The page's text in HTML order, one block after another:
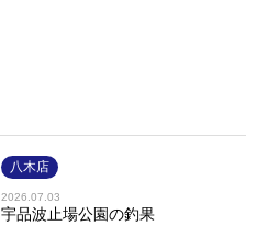
八木店
2026.07.03
宇品波止場公園の釣果